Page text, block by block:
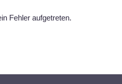
Fehler aufgetreten.